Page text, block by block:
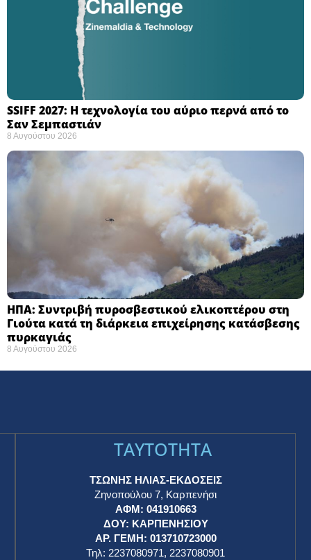
SSIFF 2027: Η τεχνολογία του αύριο περνά από το
Σαν Σεμπαστιάν ​
8 Αυγούστου 2026
ΗΠΑ: Συντριβή πυροσβεστικού ελικοπτέρου στη
Γιούτα κατά τη διάρκεια επιχείρησης κατάσβεσης
πυρκαγιάς ​
8 Αυγούστου 2026
TAYTOTHTA
ΤΣΩΝΗΣ ΗΛΙΑΣ-ΕΚΔΟΣΕΙΣ
Ζηνοπούλου 7, Καρπενήσι
ΑΦΜ: 041910663
ΔΟΥ: ΚΑΡΠΕΝΗΣΙΟΥ
ΑΡ. ΓΕΜΗ: 013710723000
Τηλ: 2237080971, 2237080901